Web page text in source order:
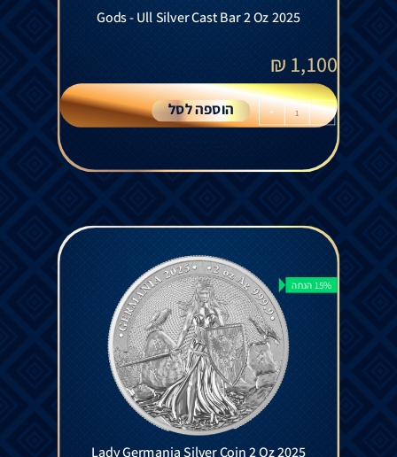
Gods - Ull Silver Cast Bar 2 Oz 2025
1,100
₪
-
+ הוספה לסל
15% הנחה
Lady Germania Silver Coin 2 Oz 2025